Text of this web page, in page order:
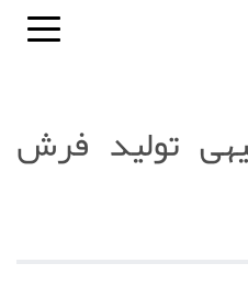
تولید فرش